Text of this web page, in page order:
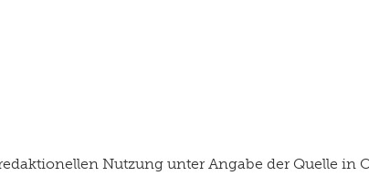
Nutzung unter Angabe der Quelle